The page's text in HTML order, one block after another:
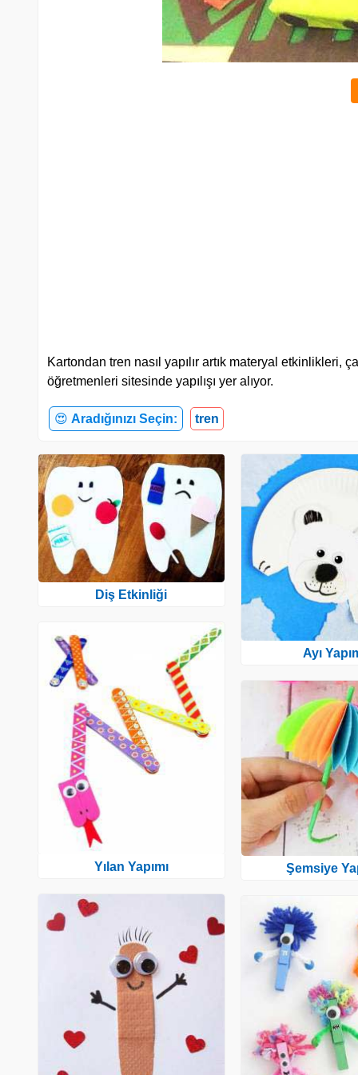
Kartondan tren nasıl yapılır artık materyal etkinlikleri,
öğretmenleri sitesinde yapılışı yer alıyor.
😍 Aradığınızı Seçin: tren
Diş Etkinliği
Yılan Yapımı
Ayı
Şemsiye